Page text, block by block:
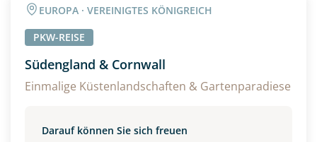
EUROPA · VEREINIGTES KÖNIGREICH
PKW-REISE
Südengland & Cornwall
Einmalige Küstenlandschaften & Gartenparadiese
Darauf können Sie sich freuen